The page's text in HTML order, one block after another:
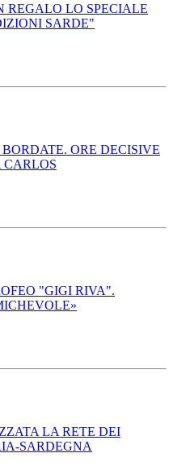
LO SPECIALE
SARDE"
ORE DECISIVE
CARLOS
"GIGI RIVA".
LA RETE DEI
SARDEGNA